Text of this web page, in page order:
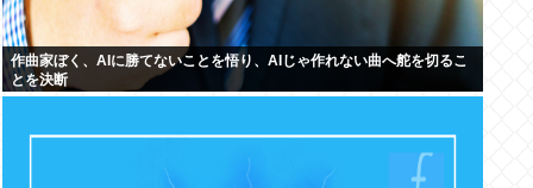
作曲家ぼく、AIに勝てないことを悟り、AIじゃ作れない曲へ舵を切るこ
とを決断